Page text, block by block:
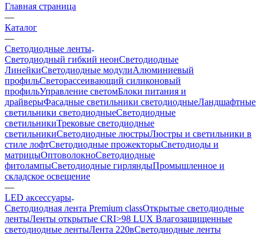
Главная страница
—
Каталог
—
Светодиодные ленты
Светодиодный гибкий неонСветодиодные
ЛинейкиСветодиодные модулиАлюминиевый
профильСветорассеивающий силиконовый
профильУправление светомБлоки питания и
драйверыФасадные светильники светодиодныеЛандшафтные
светильники светодиодныеСветодиодные
светильникиТрековые светодиодные
светильникиСветодиодные люстрыЛюстры и светильники в
стиле лофтСветодиодные прожекторыСветодиоды и
матрицыОптоволокноСветодиодные
фитолампыСветодиодные гирляндыПромышленное и
складское освещение
—
LED аксессуары
Светодиодная лента Premium classОткрытые светодиодные
лентыЛенты открытые CRI>98 LUX Влагозащищенные
светодиодные лентыЛента 220вСветодиодные ленты